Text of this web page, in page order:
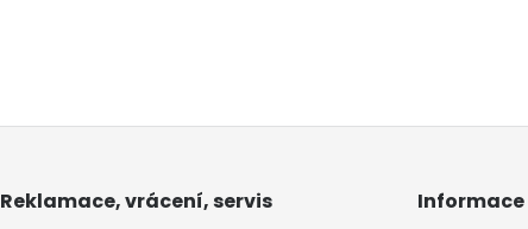
Reklamace, vrácení, servis Informace